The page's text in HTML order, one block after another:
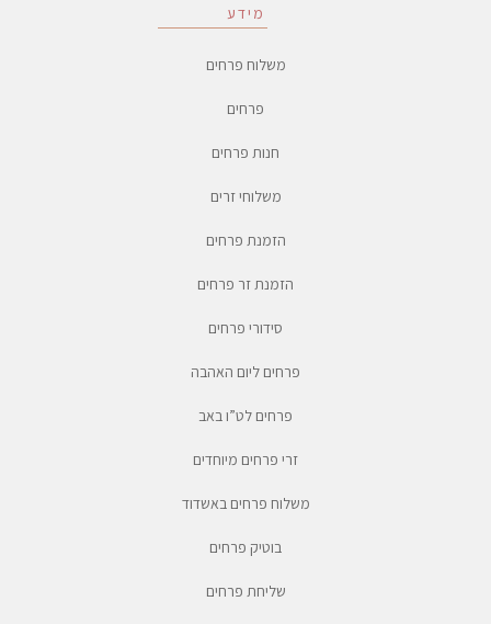
מידע
משלוח פרחים
פרחים
חנות פרחים
משלוחי זרים
הזמנת פרחים
הזמנת זר פרחים
סידורי פרחים
פרחים ליום האהבה
פרחים לט”ו באב
זרי פרחים מיוחדים
משלוח פרחים באשדוד
בוטיק פרחים
שליחת פרחים